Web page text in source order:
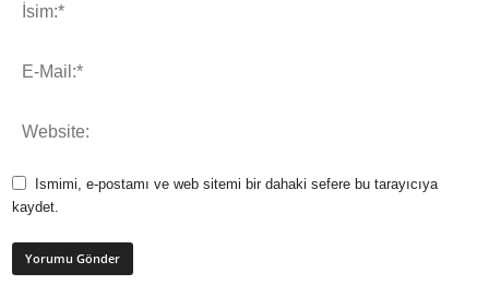
Ismimi, e-postamı ve web sitemi bir dahaki sefere bu tarayıcıya
kaydet.